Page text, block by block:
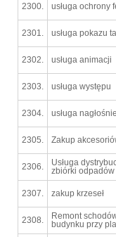
2300. usługa ochrony
2301. usługa pokazu
2302. usługa animacji
2303. usługa występu
2304. usługa
2305. Zakup
2306.
Usługa
zbiórki
2307. zakup krzeseł
2308.
Remont
budynku przy